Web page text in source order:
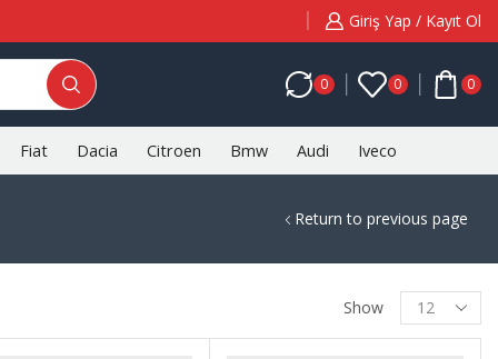
Giriş Yap / Kayıt Ol
0 0 0
Fiat Dacia Citroen Bmw Audi Iveco
Return to previous page
Show
Products
per
page